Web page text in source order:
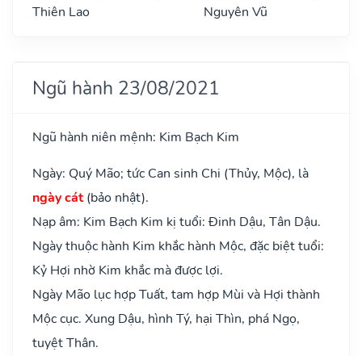
Thiên Lao
Nguyên Vũ
Ngũ hành 23/08/2021
Ngũ hành niên mệnh: Kim Bạch Kim
Ngày: Quý Mão; tức Can sinh Chi (Thủy, Mộc), là
ngày cát(bảo nhật).
Nạp âm: Kim Bạch Kim kị tuổi: Đinh Dậu, Tân Dậu.
Ngày thuộc hành Kim khắc hành Mộc, đặc biệt tuổi:
Kỷ Hợi nhờ Kim khắc mà được lợi.
Ngày Mão lục hợp Tuất, tam hợp Mùi và Hợi thành
Mộc cục. Xung Dậu, hình Tý, hại Thìn, phá Ngọ,
tuyệt Thân.